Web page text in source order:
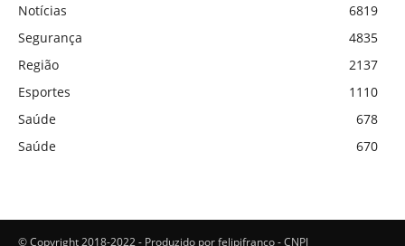
Notícias
6819
Segurança
4835
Região
2137
Esportes
1110
Saúde
678
Saúde
670
© Copyright 2018-2022 - Produzido por felipifranco - CNPJ